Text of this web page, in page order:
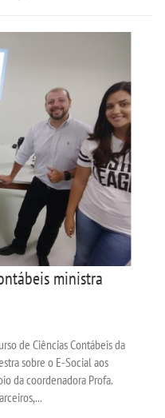
ministra
de Ciências Contábeis da
sobre o E-Social aos
da coordenadora Profa.